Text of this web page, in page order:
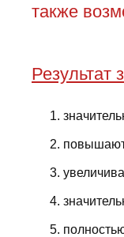
также
Результат
повышают